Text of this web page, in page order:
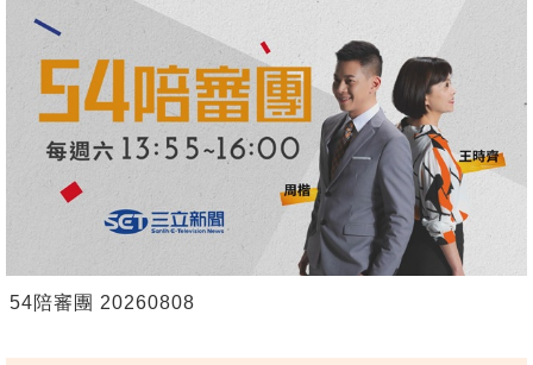
54陪審團 20260808